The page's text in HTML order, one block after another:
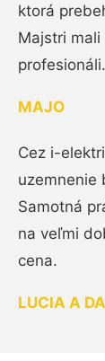
ktorá
Majstri
profesionáli.
MAJO
Cez i-
uzemnenie
Samotná
na veľmi
cena.
LUCIA A